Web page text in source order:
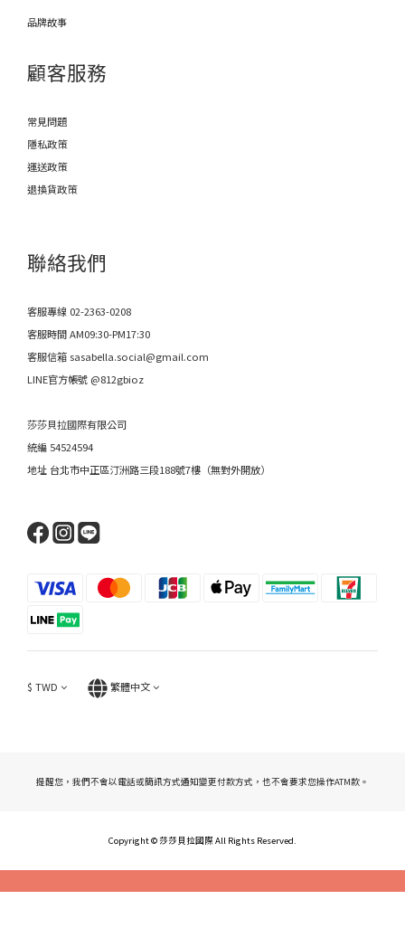
品牌故事
顧客服務
常見問題
隱私政策
運送政策
退換貨政策
聯絡我們
客服專線 02-2363-0208
客服時間 AM09:30-PM17:30
客服信箱 sasabella.social@gmail.com
LINE官方帳號 @812gbioz
莎莎貝拉國際有限公司
統編 54524594
地址 台北市中正區汀洲路三段188號7樓（無對外開放）
$ TWD 繁體中文
提醒您，我們不會以電話或簡訊方式通知變更付款方式，也不會要求您操作ATM款。
Copyright © 莎莎貝拉國際 All Rights Reserved.